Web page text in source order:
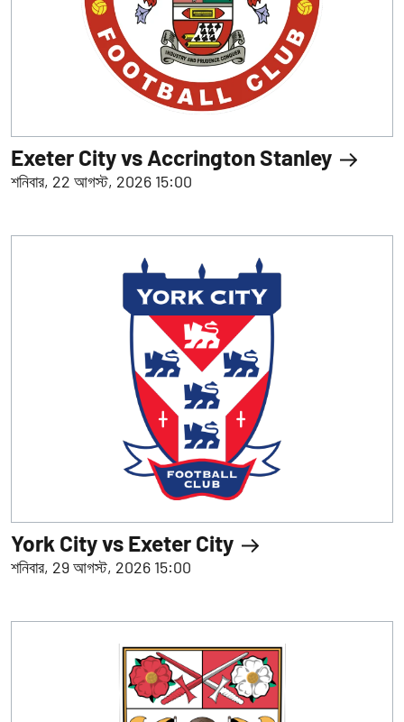
Exeter City vs Accrington Stanley
শনিবার, 22 আগস্ট, 2026 15:00
York City vs Exeter City
শনিবার, 29 আগস্ট, 2026 15:00